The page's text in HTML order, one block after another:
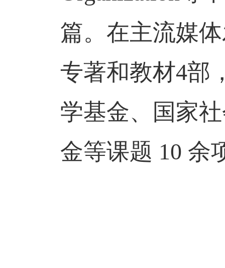
篇。在主流媒
专著和教材4部
学基金、国家
金等课题 10 余